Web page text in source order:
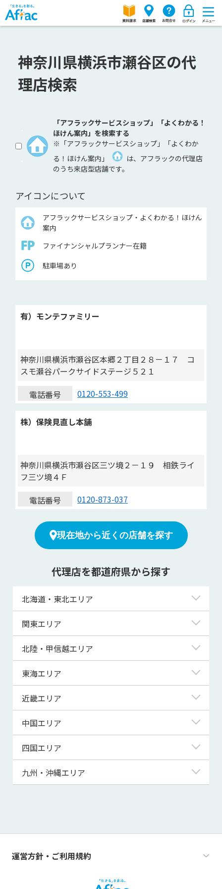
神奈川県横浜市瀬谷区の代
理店検索
「アフラックサービスショップ」「よくわかる！
ほけん案内」を検索する
※「アフラックサービスショップ」「よくわか
る！ほけん案内」
は、アフラックの代理店
のうち来店型店舗です。
アイコンについて
アフラックサービスショップ・よくわかる！ほけん
案内
ファイナンシャルプランナー在籍
駐車場あり
有）モンテファミリー
神奈川県横浜市瀬谷区本郷２丁目２８－１７ コ
スモ瀬谷パークサイドステージ５２１
電話番号
0120-553-499
株）保険見直し本舗
神奈川県横浜市瀬谷区三ツ境２－１９ 相鉄ライ
フ三ツ境４Ｆ
電話番号
0120-873-037
現在地から近くの店舗を探す
代理店を都道府県から探す
北海道・東北エリア
北海道
青森県
宮城県
秋田県
山形県
関東エリア
東京都
神奈川県
埼玉県
千葉県
茨城県
群馬県
北陸・甲信越エリア
新潟県
富山県
福井県
山梨県
長野県
東海エリア
岐阜県
静岡県
三重県
近畿エリア
滋賀県
京都府
大阪府
兵庫県
和歌山県
中国エリア
鳥取県
島根県
山口県
四国エリア
徳島県
高知県
九州・沖縄エリア
熊本県
運営方針・ご利用規約